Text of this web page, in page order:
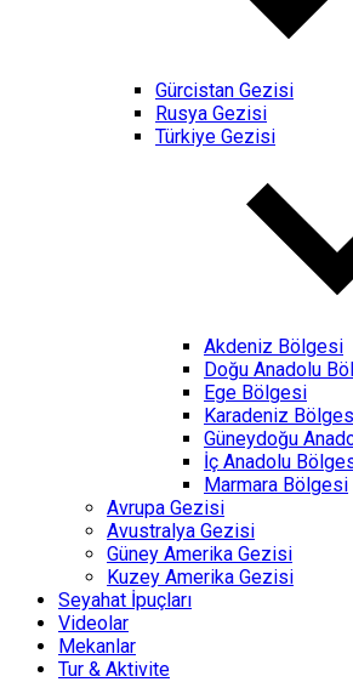
Gürcistan Gezisi
Rusya Gezisi
Türkiye Gezisi
Akdeniz Bölgesi
Doğu Anadolu
Ege Bölgesi
Karadeniz
Güneydoğu
İç Anadolu
Marmara Bölgesi
Avrupa Gezisi
Avustralya Gezisi
Güney Amerika Gezisi
Kuzey Amerika Gezisi
Seyahat İpuçları
Videolar
Mekanlar
Tur & Aktivite